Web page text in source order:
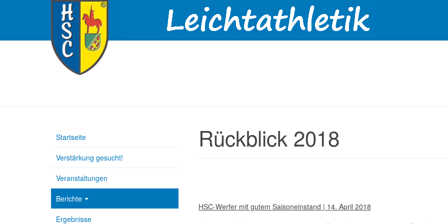
Rückblick 2018
HSC-Werfer mit gutem Saisoneinstand | 14. April 2018
Startseite
Verstärkung gesucht!
Veranstaltungen
Berichte
Ergebnisse